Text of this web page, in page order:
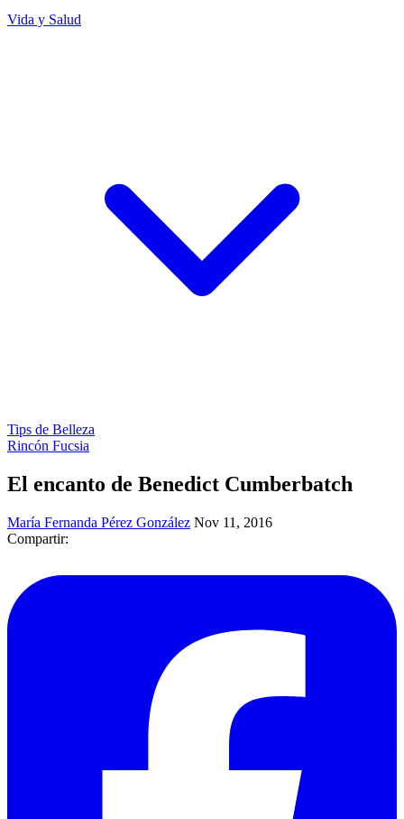
Vida y Salud
Tips de Belleza
Rincón Fucsia
El encanto de Benedict Cumberbatch
María Fernanda Pérez González Nov 11, 2016
Compartir: